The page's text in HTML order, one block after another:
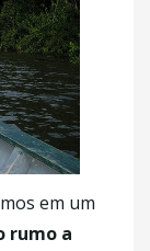
em um
rumo a